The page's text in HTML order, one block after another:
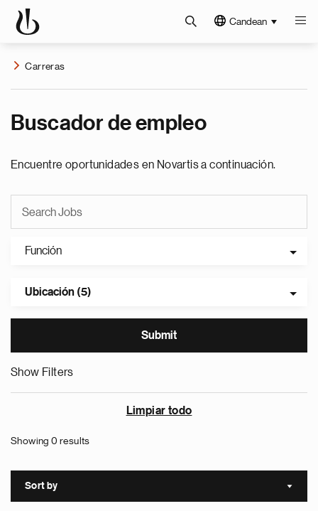
Candean
Carreras
Buscador de empleo
Encuentre oportunidades en Novartis a continuación.
Función
Ubicación (5)
Show Filters
Limpiar todo
Showing 0 results
Sort by Sort